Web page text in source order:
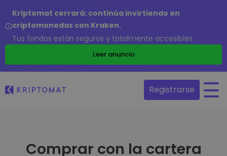
Kriptomat cerrará: continúa invirtiendo en
criptomonedas con Kraken.
Tus fondos están seguros y totalmente accesibles.
Leer anuncio
Registrarse
Comprar con la cartera